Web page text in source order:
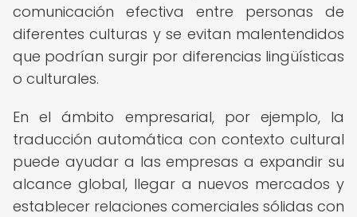
comunicación efectiva entre personas de
diferentes culturas y se evitan malentendidos
que podrían surgir por diferencias lingüísticas
o culturales.
En el ámbito empresarial, por ejemplo, la
traducción automática con contexto cultural
puede ayudar a las empresas a expandir su
alcance global, llegar a nuevos mercados y
establecer relaciones comerciales sólidas con